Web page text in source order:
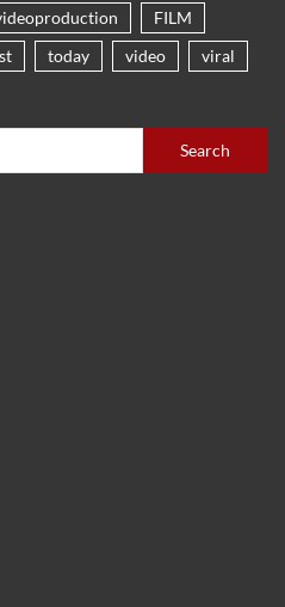
FILM
today video
viral